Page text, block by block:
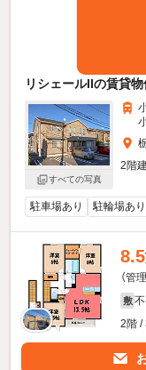
リシェールIIの賃貸物
すべての写真
2階
駐車場あり 駐輪場あり
8.5
（管
敷
2階 /